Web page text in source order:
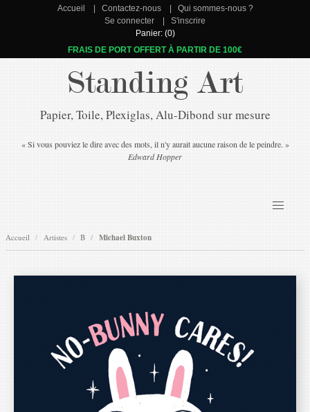
Accueil Contactez-nous
Qui sommes-nous ?
Se connecter
S'inscrire
Panier: (0)
FRAIS DE PORT OFFERT À PARTIR DE 100€
Standing Art
Papier, Toile, Plexiglas, Alu-Dibond sur mesure
« Si vous pouviez le dire avec des mots, il n'y aurait aucune raison de le peindre. »
Edward Hopper
Accueil Artistes B Michael Buxton